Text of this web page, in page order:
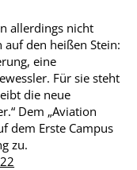
allerdings nicht
den heißen Stein:
eine
Für sie steht
die neue
Dem „Avia­tion
dem Erste Campus
zu.